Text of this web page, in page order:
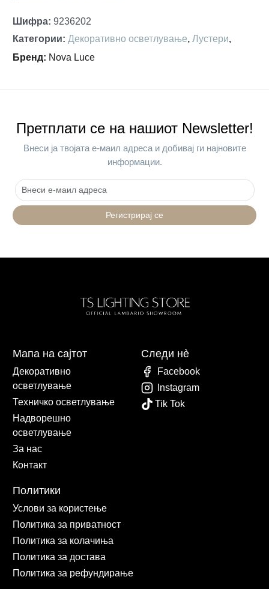
Шифра: 9236202
Категории: Декоративно осветлување, Лустери,
Бренд: Nova Luce
Претплати се на нашиот Newsletter!
Внеси ја твојата е-маил адреса и добивај ги најновите
информации.
Регистрирај се
Мапа на сајтот
Декоративно
осветлување
Техничко осветлување
Надворешно
осветлување
За нас
Контакт
Политики
Услови за користење
Политика за приватност
Политика за колачиња
Политика за достава
Политика за рефундирање
Следи нè
Facebook
Instagram
Tik Tok